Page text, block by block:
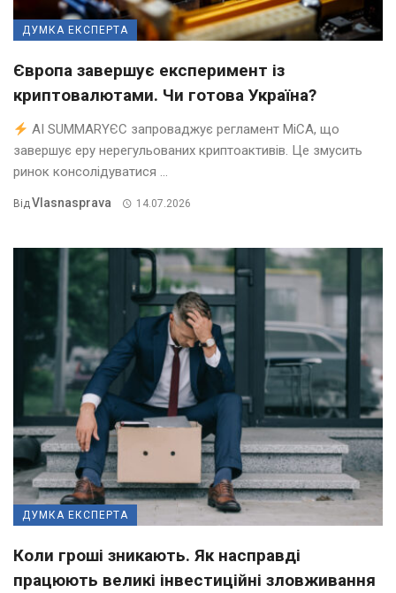
ДУМКА ЕКСПЕРТА
Європа завершує експеримент із
криптовалютами. Чи готова Україна?
AI SUMMARYЄС запроваджує регламент MiCA, що
завершує еру нерегульованих криптоактивів. Це змусить
ринок консолідуватися ...
ВідVlasnasprava 14.07.2026
ДУМКА ЕКСПЕРТА
Коли гроші зникають. Як насправді
працюють великі інвестиційні зловживання